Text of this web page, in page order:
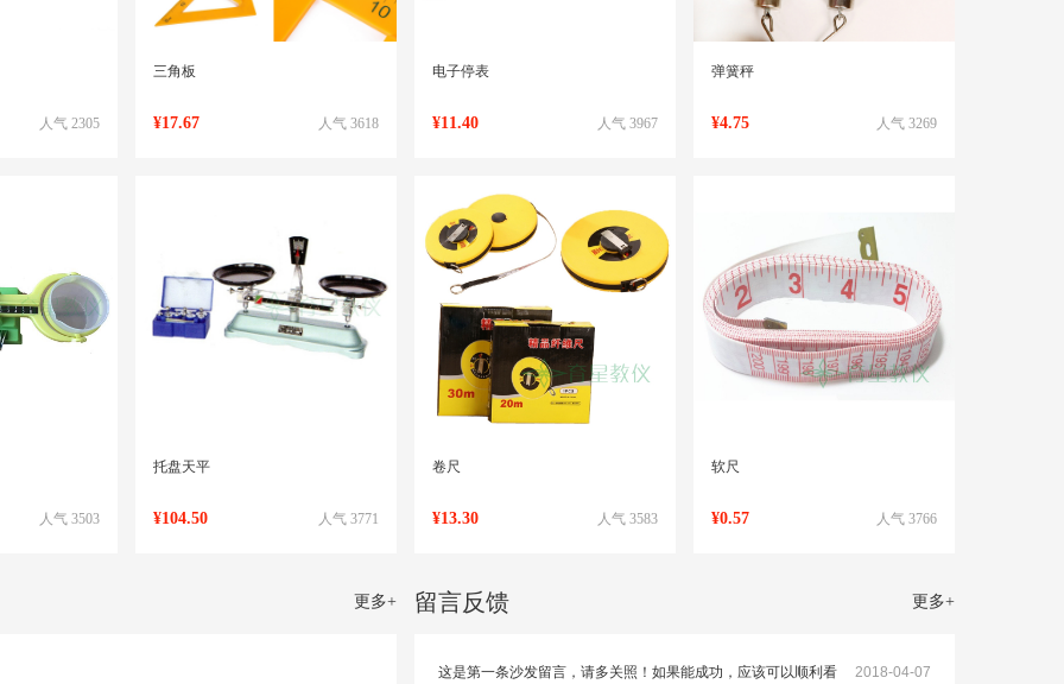
人气 2305
三角板
人气 3618
¥17.67
电子停表
人气 3967
¥11.40
弹簧秤
人气 3269
¥4.75
人气 3503
托盘天平
人气 3771
¥104.50
卷尺
人气 3583
¥13.30
软尺
人气 3766
¥0.57
更多+ 留言反馈 更多+
2018-04-07
这是第一条沙发留言，请多关照！如果能成功，应该可以顺利看